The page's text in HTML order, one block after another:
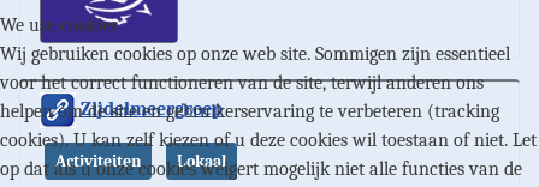
Zijdelmeergroep
Activiteiten Lokaal
We use cookies
Wij gebruiken cookies op onze web site. Sommigen zijn essentieel
voor het correct functioneren van de site, terwijl anderen ons
helpen om de site en gebruikerservaring te verbeteren (tracking
cookies). U kan zelf kiezen of u deze cookies wil toestaan of niet. Let
op dat als u onze cookies weigert mogelijk niet alle functies van de